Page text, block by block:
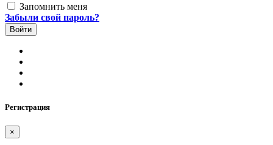
Запомнить меня
Забыли свой пароль?
Регистрация
×